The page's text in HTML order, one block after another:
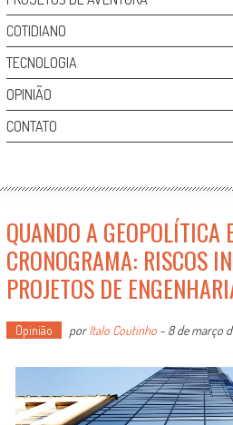
COTIDIANO
TECNOLOGIA
OPINIÃO
CONTATO
QUANDO A GEOPOLÍTICA
CRONOGRAMA: RISCOS
PROJETOS DE
Opinião porItalo Coutinho- 8 de março